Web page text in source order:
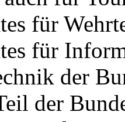
für
für
der
der